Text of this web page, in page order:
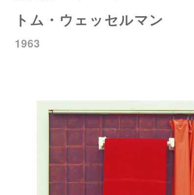
トム・ウェッセルマン
1963